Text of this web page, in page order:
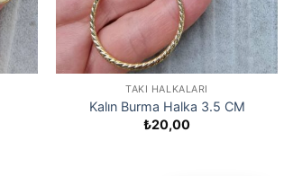
TAKI HALKALARI
Kalın Burma Halka 3.5 CM
₺20,00